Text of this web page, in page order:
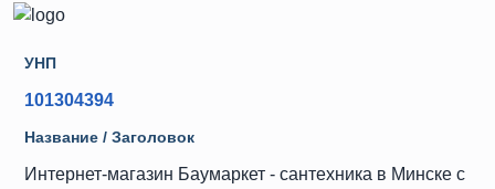
УНП
101304394
Название / Заголовок
Интернет-магазин Баумаркет - сантехника в Минске с